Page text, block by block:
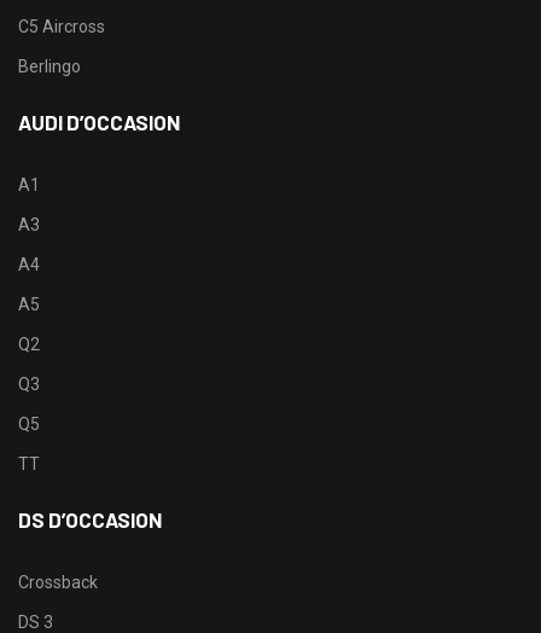
C5 Aircross
Berlingo
AUDI D’OCCASION
A1
A3
A4
A5
Q2
Q3
Q5
TT
DS D’OCCASION
Crossback
DS 3